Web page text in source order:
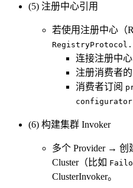
(5) 注册中心引用
若使用注册中心（
连接注册中心
注册消费者
消费者订阅
(6) 构建集群 Invoker
多个 Provider → 创
Cluster（比如
ClusterInvoker。